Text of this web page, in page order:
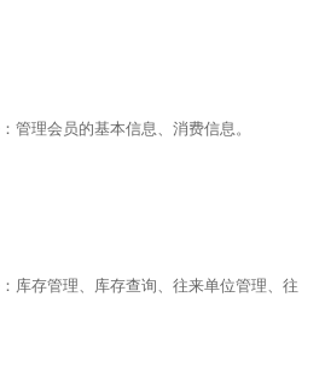
管理会员的基本信息、消费信息。
库存管理、库存查询、往来单位管理、往